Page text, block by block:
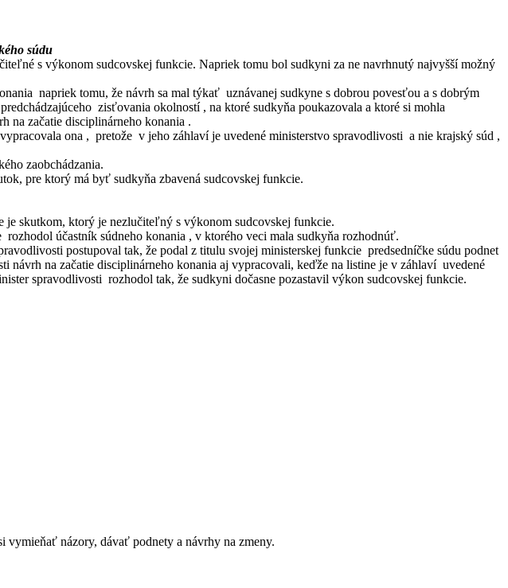
súdu
s výkonom sudcovskej funkcie. Napriek tomu bol sudkyni za ne navrhnutý najvyšší možný
napriek tomu, že návrh sa mal týkať uznávanej sudkyne s dobrou povesťou a s dobrým
zisťovania okolností , na ktoré sudkyňa poukazovala a ktoré si mohla
na začatie disciplinárneho konania .
ona , pretože v jeho záhlaví je uvedené ministerstvo spravodlivosti a nie krajský súd ,
zaobchádzania.
pre ktorý má byť sudkyňa zbavená sudcovskej funkcie.
je skutkom, ktorý je nezlučiteľný s výkonom sudcovskej funkcie.
účastník súdneho konania , v ktorého veci mala sudkyňa rozhodnúť.
postupoval tak, že podal z titulu svojej ministerskej funkcie predsedníčke súdu podnet
návrh na začatie disciplinárneho konania aj vypracovali, keďže na listine je v záhlaví uvedené
spravodlivosti rozhodol tak, že sudkyni dočasne pozastavil výkon sudcovskej funkcie.
vymieňať názory, dávať podnety a návrhy na zmeny.